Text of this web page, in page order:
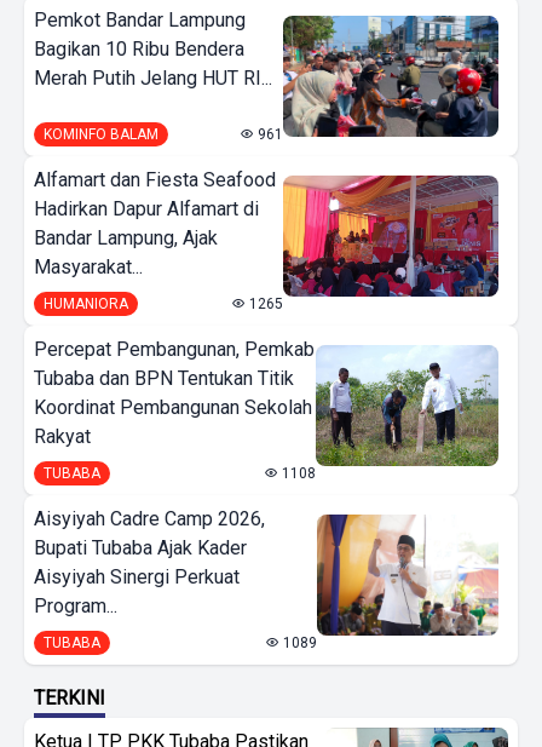
Pemkot Bandar Lampung
Bagikan 10 Ribu Bendera
Merah Putih Jelang HUT RI...
KOMINFO BALAM 961
Alfamart dan Fiesta Seafood
Hadirkan Dapur Alfamart di
Bandar Lampung, Ajak
Masyarakat...
HUMANIORA 1265
Percepat Pembangunan, Pemkab
Tubaba dan BPN Tentukan Titik
Koordinat Pembangunan Sekolah
Rakyat
TUBABA 1108
Aisyiyah Cadre Camp 2026,
Bupati Tubaba Ajak Kader
Aisyiyah Sinergi Perkuat
Program...
TUBABA 1089
TERKINI
Ketua I TP PKK Tubaba Pastikan